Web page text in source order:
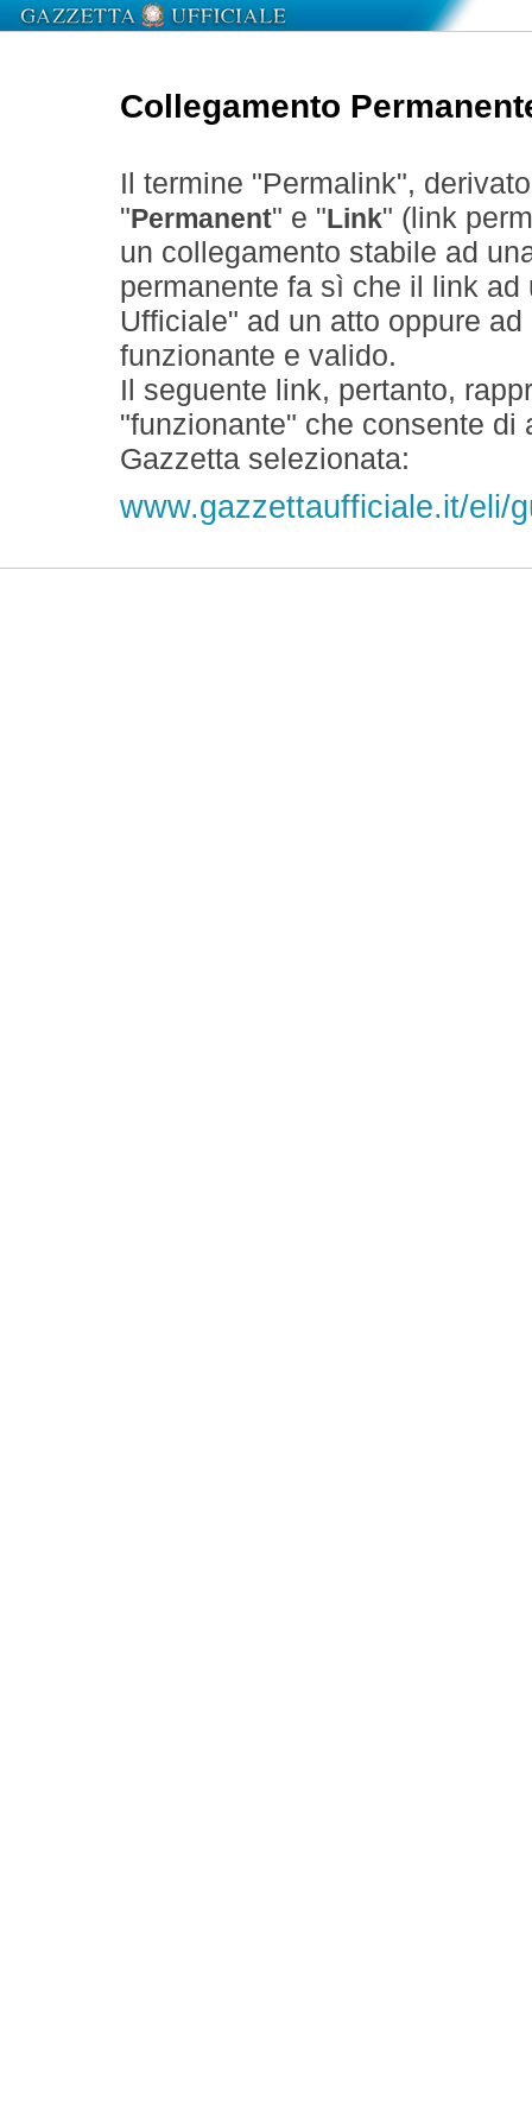
Collegamento
Il termine "Permalink",
" Permanent" e " Link" (link
un collegamento stabile ad
permanente fa sì che il link
Ufficiale" ad un atto oppure
funzionante e valido.
Il seguente link, pertanto,
"funzionante" che consente
Gazzetta selezionata:
www.gazzettaufficiale.it/eli/